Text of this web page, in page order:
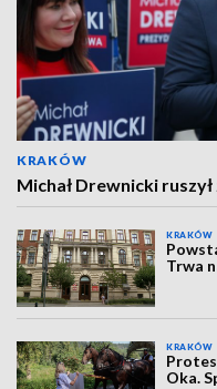
KRAKÓW
Michał Drewnicki
KRAKÓW
Trwa
KRAKÓW
Oka.